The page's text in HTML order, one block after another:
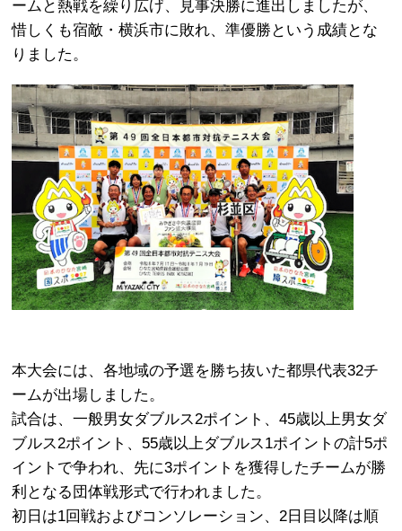
ームと熱戦を繰り広げ、見事決勝に進出しましたが、
惜しくも宿敵・横浜市に敗れ、準優勝という成績とな
りました。
本大会には、各地域の予選を勝ち抜いた都県代表32チ
ームが出場しました。
試合は、一般男女ダブルス2ポイント、45歳以上男女ダ
ブルス2ポイント、55歳以上ダブルス1ポイントの計5ポ
イントで争われ、先に3ポイントを獲得したチームが勝
利となる団体戦形式で行われました。
初日は1回戦およびコンソレーション、2日目以降は順